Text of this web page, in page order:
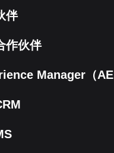
伴
作伙伴
Manager（